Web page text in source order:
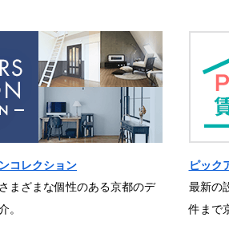
コレクション
まざまな個性のある京都のデ
。
ピック
最新の
件まで